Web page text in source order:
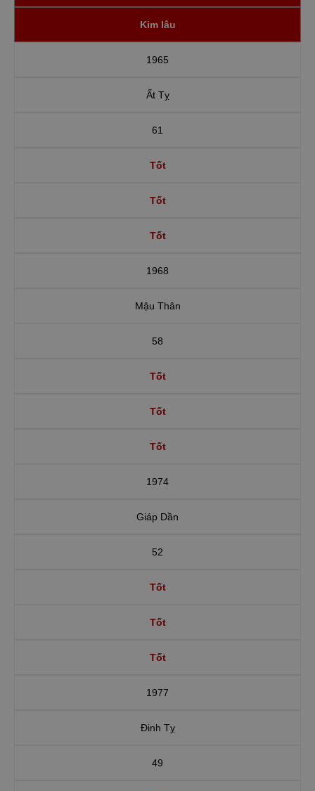
Kim lâu
1965
Ất Tỵ
61
Tốt
Tốt
Tốt
1968
Mậu Thân
58
Tốt
Tốt
Tốt
1974
Giáp Dần
52
Tốt
Tốt
Tốt
1977
Đinh Tỵ
49